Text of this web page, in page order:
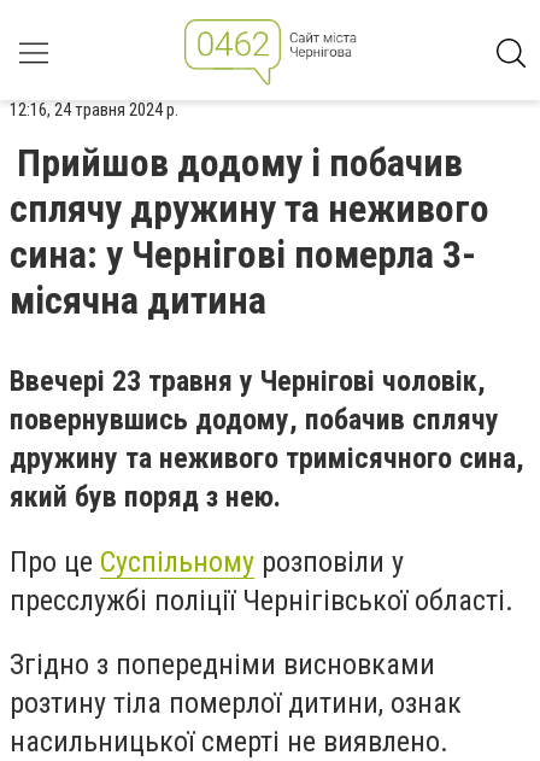
12:16, 24 травня 2024 р.
Прийшов додому і побачив
сплячу дружину та неживого
сина: у Чернігові померла 3-
місячна дитина
Ввечері 23 травня у Чернігові чоловік,
повернувшись додому, побачив сплячу
дружину та неживого тримісячного сина,
який був поряд з нею.
Про це Суспільному розповіли у
пресслужбі поліції Чернігівської області.
Згідно з попередніми висновками
розтину тіла померлої дитини, ознак
насильницької смерті не виявлено.